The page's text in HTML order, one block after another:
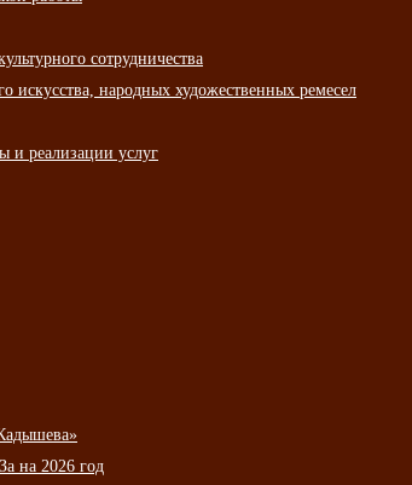
сотрудничества
искусства, народных художественных ремесел
и реализации услуг
на 2026 год